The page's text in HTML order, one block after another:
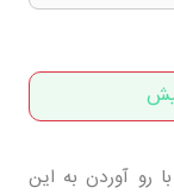
رو آوردن به این